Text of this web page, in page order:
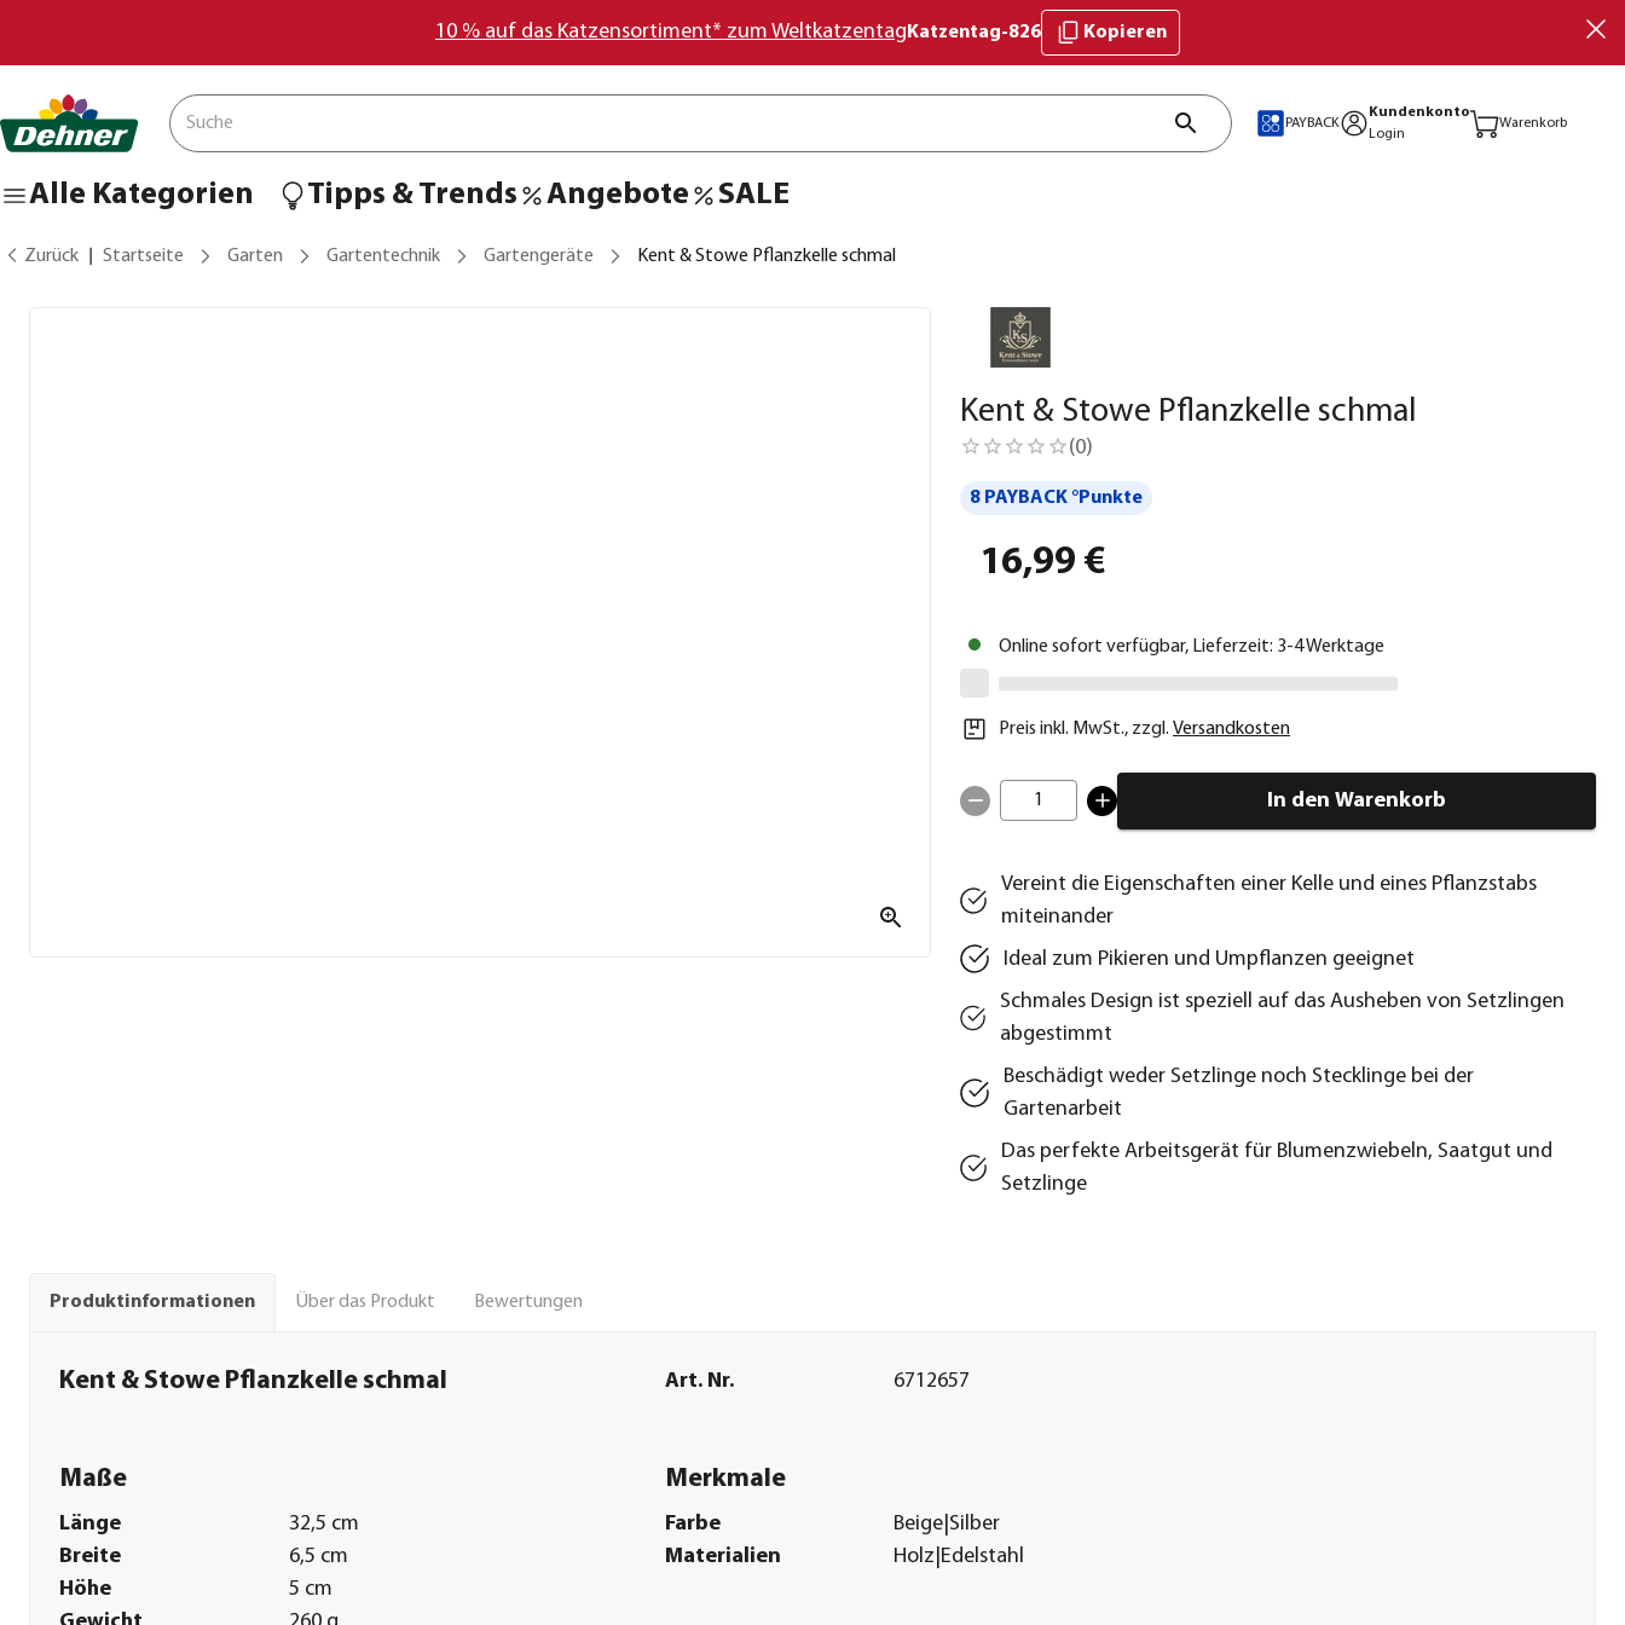
10 % auf das Katzensortiment* zum Weltkatzentag Katzentag-826 Kopieren
PAYBACK
Kundenkonto
Login
Warenkorb
Alle Kategorien Tipps & Trends Angebote SALE
Zurück Startseite Garten Gartentechnik Gartengeräte Kent & Stowe Pflanzkelle schmal
Kent & Stowe Pflanzkelle schmal
(0)
8 PAYBACK °Punkte
16,99 €
Online sofort verfügbar, Lieferzeit: 3-4 Werktage
Preis inkl. MwSt., zzgl. Versandkosten
1 In den Warenkorb
Vereint die Eigenschaften einer Kelle und eines Pflanzstabs
miteinander
Ideal zum Pikieren und Umpflanzen geeignet
Schmales Design ist speziell auf das Ausheben von Setzlingen
abgestimmt
Beschädigt weder Setzlinge noch Stecklinge bei der
Gartenarbeit
Das perfekte Arbeitsgerät für Blumenzwiebeln, Saatgut und
Setzlinge
Produktinformationen Über das Produkt Bewertungen
Kent & Stowe Pflanzkelle schmal Art. Nr. 6712657
Maße
Länge
32,5 cm
Breite
6,5 cm
Höhe
5 cm
Merkmale
Farbe
Beige|Silber
Materialien
Holz|Edelstahl